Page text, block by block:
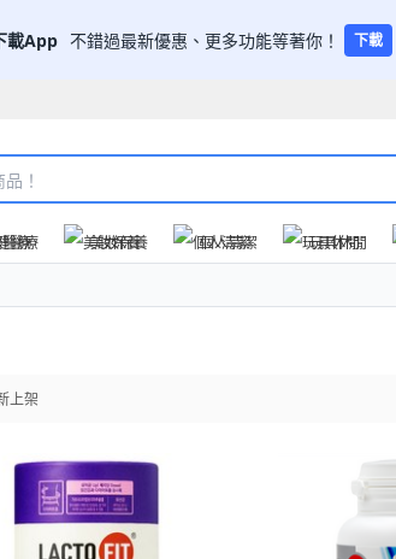
載App 不錯過最新優惠、更多功能等著你！ 下載
醫療 美妝保養 個人清潔 玩具休閒
上架